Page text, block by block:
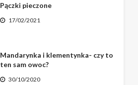
Pączki pieczone
17/02/2021
Mandarynka i klementynka- czy to
ten sam owoc?
30/10/2020